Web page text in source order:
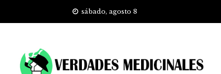
sábado, agosto 8